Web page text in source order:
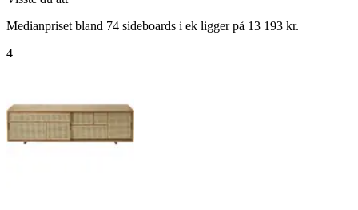
Medianpriset bland 74 sideboards i ek ligger på 13 193 kr.
4